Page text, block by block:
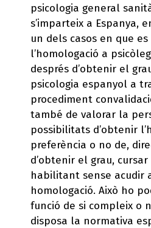
psicologia general
s’imparteix a Espanya,
un dels casos en que
l’homologació a
després d’obtenir el
psicologia espanyol a
procediment
també de valorar la
possibilitats d’obtenir
preferència o no de,
d’obtenir el grau,
habilitant sense acudir
homologació. Això ho
funció de si compleix o
disposa la normativa